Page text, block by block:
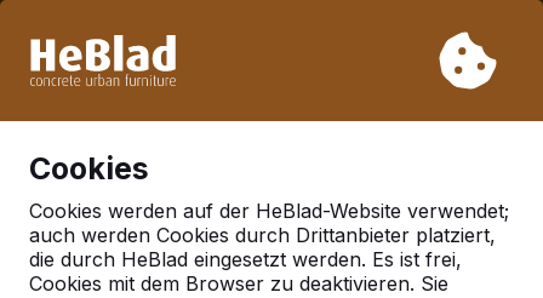
Woche 33 nicht. Bitte berücksichtigen Sie daher längere
Cookies
Cookies werden auf der HeBlad-Website verwendet;
auch werden Cookies durch Drittanbieter platziert,
die durch HeBlad eingesetzt werden. Es ist frei,
Cookies mit dem Browser zu deaktivieren. Sie